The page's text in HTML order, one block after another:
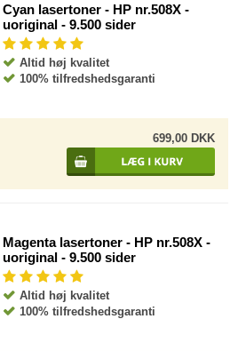
Cyan lasertoner - HP nr.508X -
uoriginal - 9.500 sider
Altid høj kvalitet
100% tilfredshedsgaranti
699,00 DKK
Magenta lasertoner - HP nr.508X -
uoriginal - 9.500 sider
Altid høj kvalitet
100% tilfredshedsgaranti